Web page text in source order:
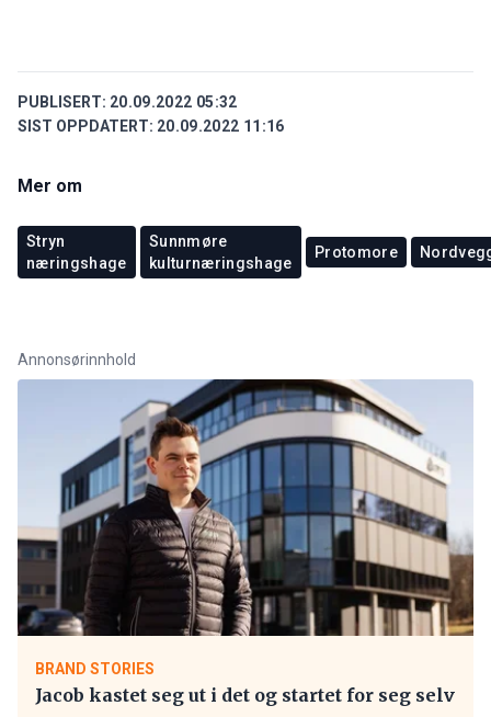
PUBLISERT: 20.09.2022 05:32
SIST OPPDATERT: 20.09.2022 11:16
Mer om
Stryn
næringshage
Sunnmøre
kulturnæringshage
Protomore
Annonsørinnhold
BRAND STORIES
Jacob kastet seg ut i det og startet for seg selv